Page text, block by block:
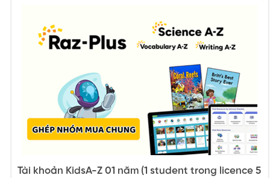
Tài khoản KidsA-Z 01 năm (1 student trong licence 5